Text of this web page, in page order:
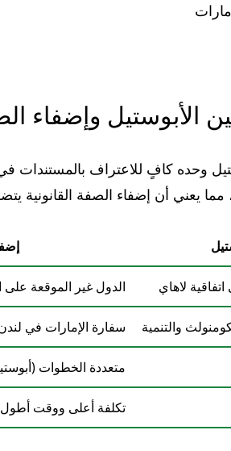
الأبوستيل وإضفاء
وحده كافٍ للاعتراف بالمستندات
يعني أن إضفاء الصفة القانونية
لاهاي الدول غير الموقعة على
والتنمية سفارة الإمارات في
متعددة الخطوات
تكلفة أعلى ووقت أطول